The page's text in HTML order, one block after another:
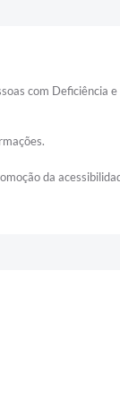
com Deficiência
da